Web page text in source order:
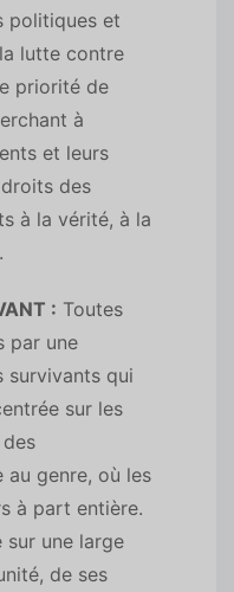
politiques et
lutte contre
priorité de
à
et leurs
des
à la vérité, à la
: Toutes
par une
survivants qui
sur les
au genre, où les
à part entière.
une large
de ses